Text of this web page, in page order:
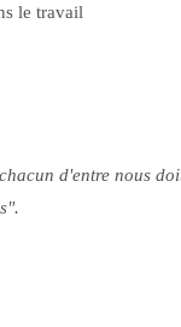
le travail
d'entre nous